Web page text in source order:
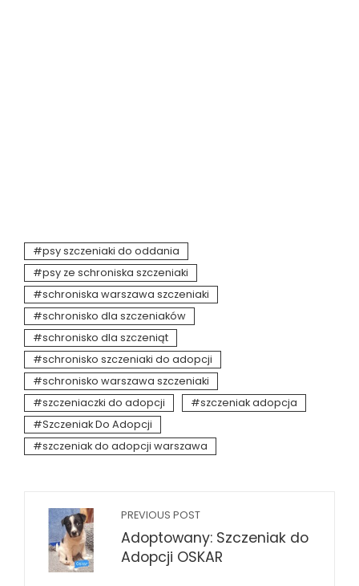
psy szczeniaki do oddania
psy ze schroniska szczeniaki
schroniska warszawa szczeniaki
schronisko dla szczeniaków
schronisko dla szczeniąt
schronisko szczeniaki do adopcji
schronisko warszawa szczeniaki
szczeniaczki do adopcji
szczeniak adopcja
Szczeniak Do Adopcji
szczeniak do adopcji warszawa
PREVIOUS POST
Adoptowany: Szczeniak do
Adopcji OSKAR